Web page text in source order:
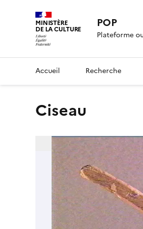
MINISTÈRE
DE LA CULTURE POP
Plateforme
Accueil Recherche
ciseau